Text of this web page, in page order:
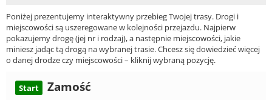
Poniżej prezentujemy interaktywny przebieg Twojej trasy. Drogi i
miejscowości są uszeregowane w kolejności przejazdu. Najpierw
pokazujemy drogę (jej nr i rodzaj), a następnie miejscowości, jakie
miniesz jadąc tą drogą na wybranej trasie. Chcesz się dowiedzieć więcej
o danej drodze czy miejscowości – kliknij wybraną pozycję.
Start Zamość